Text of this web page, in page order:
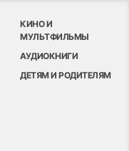
КИНО И
МУЛЬТФИЛЬМЫ
АУДИОКНИГИ
ДЕТЯМ И РОДИТЕЛЯМ